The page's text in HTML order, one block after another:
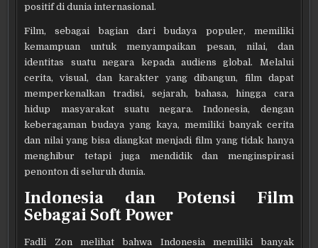
positif di dunia internasional.
Film, sebagai bagian dari budaya populer, memiliki
kemampuan untuk menyampaikan pesan, nilai, dan
identitas suatu negara kepada audiens global. Melalui
cerita, visual, dan karakter yang dibangun, film dapat
memperkenalkan tradisi, sejarah, bahasa, hingga cara
hidup masyarakat suatu negara. Indonesia, dengan
keberagaman budaya yang kaya, memiliki banyak cerita
dan nilai yang bisa diangkat menjadi film yang tidak hanya
menghibur tetapi juga mendidik dan menginspirasi
penonton di seluruh dunia.
Indonesia dan Potensi Film
Sebagai Soft Power
Fadli Zon melihat bahwa Indonesia memiliki banyak